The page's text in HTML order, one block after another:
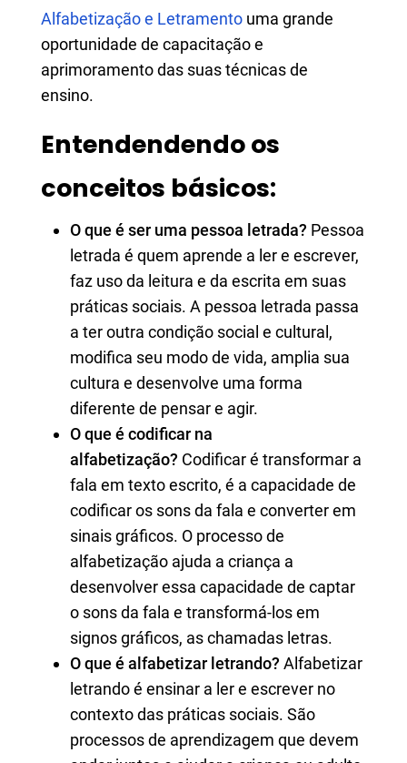
Alfabetização e Letramento uma grande
oportunidade de capacitação e
aprimoramento das suas técnicas de
ensino.
Entendendendo os
conceitos básicos:
O que é ser uma pessoa letrada? Pessoa
letrada é quem aprende a ler e escrever,
faz uso da leitura e da escrita em suas
práticas sociais. A pessoa letrada passa
a ter outra condição social e cultural,
modifica seu modo de vida, amplia sua
cultura e desenvolve uma forma
diferente de pensar e agir.
O que é codificar na
alfabetização? Codificar é transformar a
fala em texto escrito, é a capacidade de
codificar os sons da fala e converter em
sinais gráficos. O processo de
alfabetização ajuda a criança a
desenvolver essa capacidade de captar
o sons da fala e transformá-los em
signos gráficos, as chamadas letras.
O que é alfabetizar letrando? Alfabetizar
letrando é ensinar a ler e escrever no
contexto das práticas sociais. São
processos de aprendizagem que devem